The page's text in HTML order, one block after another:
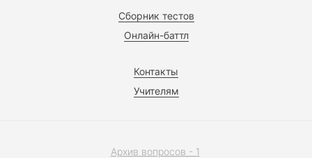
Сборник тестов
Онлайн-баттл
Контакты
Учителям
Архив вопросов - 1